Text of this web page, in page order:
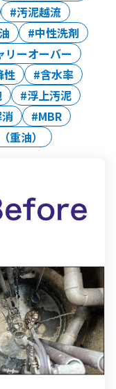
汚泥越流
中性洗剤
リーオーバー
性
含水率
浮上汚泥
MBR
重油）